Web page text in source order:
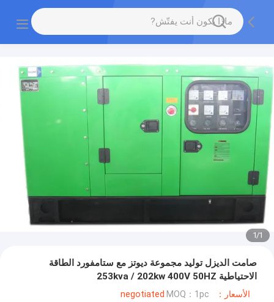
1
/
1
صامت الديزل توليد مجموعة ديوتز مع ستامفورد الطاقة
الاحتياطية 253kva / 202kw 400V 50HZ
الأسعار：negotiated MOQ：1pc